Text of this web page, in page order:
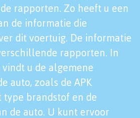
rapporten. Zo heeft u een
de informatie die
dit voertuig. De informatie
rapporten. In
u de algemene
auto, zoals de APK
brandstof en de
de auto. U kunt ervoor